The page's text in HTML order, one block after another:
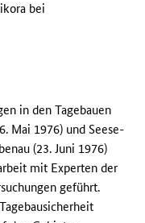
bei
in den Tagebauen
Mai 1976) und Seese-
(23. Juni 1976)
mit Experten der
geführt.